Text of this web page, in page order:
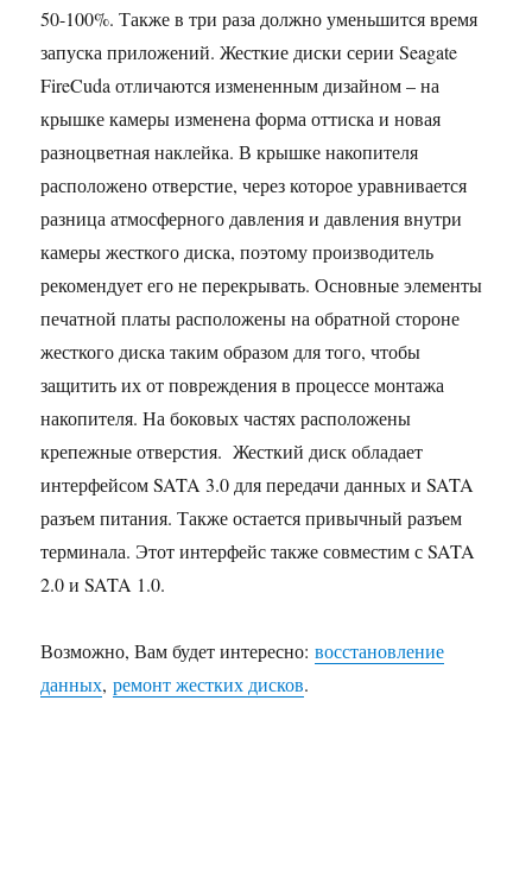
50-100%. Также в три раза должно уменьшится время
запуска приложений. Жесткие диски серии Seagate
FireCuda отличаются измененным дизайном – на
крышке камеры изменена форма оттиска и новая
разноцветная наклейка. В крышке накопителя
расположено отверстие, через которое уравнивается
разница атмосферного давления и давления внутри
камеры жесткого диска, поэтому производитель
рекомендует его не перекрывать. Основные элементы
печатной платы расположены на обратной стороне
жесткого диска таким образом для того, чтобы
защитить их от повреждения в процессе монтажа
накопителя. На боковых частях расположены
крепежные отверстия. Жесткий диск обладает
интерфейсом SATA 3.0 для передачи данных и SATA
разъем питания. Также остается привычный разъем
терминала. Этот интерфейс также совместим с SATA
2.0 и SATA 1.0.
Возможно, Вам будет интересно:восстановление
данных,ремонт жестких дисков.